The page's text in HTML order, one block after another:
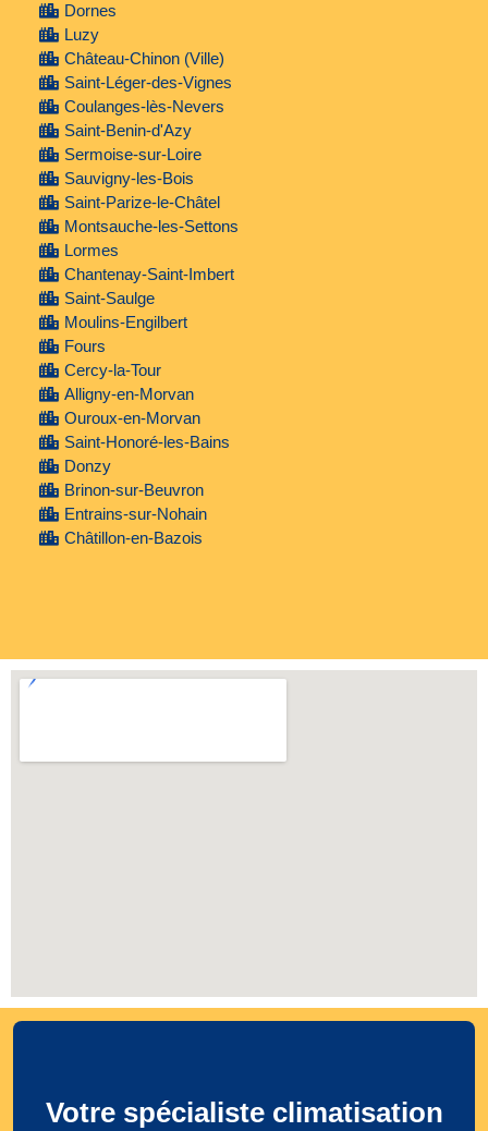
Dornes
Luzy
Château-Chinon (Ville)
Saint-Léger-des-Vignes
Coulanges-lès-Nevers
Saint-Benin-d'Azy
Sermoise-sur-Loire
Sauvigny-les-Bois
Saint-Parize-le-Châtel
Montsauche-les-Settons
Lormes
Chantenay-Saint-Imbert
Saint-Saulge
Moulins-Engilbert
Fours
Cercy-la-Tour
Alligny-en-Morvan
Ouroux-en-Morvan
Saint-Honoré-les-Bains
Donzy
Brinon-sur-Beuvron
Entrains-sur-Nohain
Châtillon-en-Bazois
Votre spécialiste climatisation